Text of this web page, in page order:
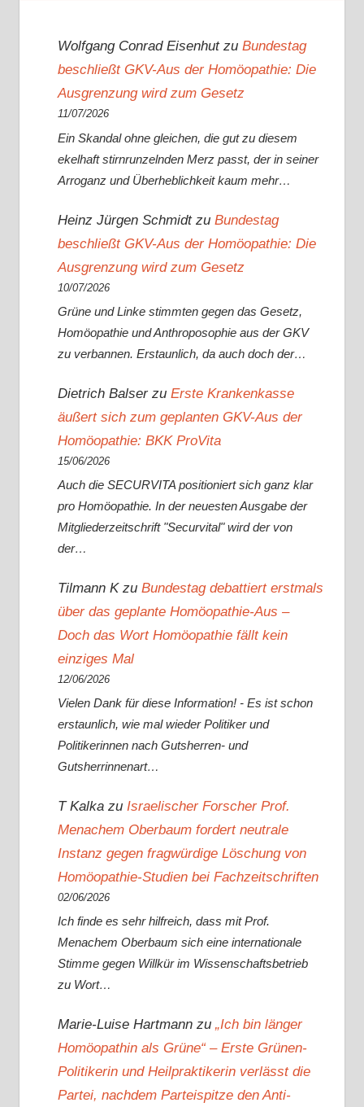
Wolfgang Conrad Eisenhutzu Bundestag
beschließt GKV-Aus der Homöopathie: Die
Ausgrenzung wird zum Gesetz
11/07/2026
Ein Skandal ohne gleichen, die gut zu diesem
ekelhaft stirnrunzelnden Merz passt, der in seiner
Arroganz und Überheblichkeit kaum mehr…
Heinz Jürgen Schmidtzu Bundestag
beschließt GKV-Aus der Homöopathie: Die
Ausgrenzung wird zum Gesetz
10/07/2026
Grüne und Linke stimmten gegen das Gesetz,
Homöopathie und Anthroposophie aus der GKV
zu verbannen. Erstaunlich, da auch doch der…
Dietrich Balserzu Erste Krankenkasse
äußert sich zum geplanten GKV-Aus der
Homöopathie: BKK ProVita
15/06/2026
Auch die SECURVITA positioniert sich ganz klar
pro Homöopathie. In der neuesten Ausgabe der
Mitgliederzeitschrift "Securvital" wird der von
der…
Tilmann Kzu Bundestag debattiert erstmals
über das geplante Homöopathie-Aus –
Doch das Wort Homöopathie fällt kein
einziges Mal
12/06/2026
Vielen Dank für diese Information! - Es ist schon
erstaunlich, wie mal wieder Politiker und
Politikerinnen nach Gutsherren- und
Gutsherrinnenart…
T Kalkazu Israelischer Forscher Prof.
Menachem Oberbaum fordert neutrale
Instanz gegen fragwürdige Löschung von
Homöopathie-Studien bei Fachzeitschriften
02/06/2026
Ich finde es sehr hilfreich, dass mit Prof.
Menachem Oberbaum sich eine internationale
Stimme gegen Willkür im Wissenschaftsbetrieb
zu Wort…
Marie-Luise Hartmannzu „Ich bin länger
Homöopathin als Grüne“ – Erste Grünen-
Politikerin und Heilpraktikerin verlässt die
Partei, nachdem Parteispitze den Anti-